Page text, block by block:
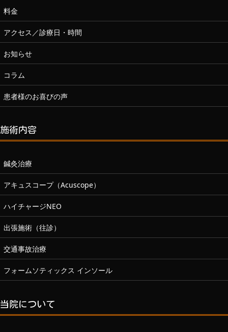
料金
アクセス／診療日・時間
お知らせ
コラム
患者様のお喜びの声
施術内容
鍼灸治療
アキュスコープ（Acuscope）
ハイチャージNEO
出張施術（往診）
交通事故治療
フォームソティックス インソール
当院について